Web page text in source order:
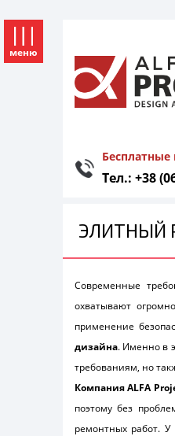
меню
Бесплатные
Тел.: +38
ЭЛИТНЫЙ
Современные
охватывают
применение
дизайна. Именно в
требованиям, но
Компания ALFA
поэтому без
ремонтных работ.